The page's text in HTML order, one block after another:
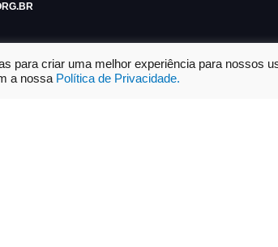
para criar uma melhor experiência para nossos
a nossa Política de Privacidade.